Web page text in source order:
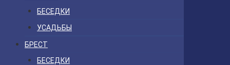
БЕСЕДКИ
УСАДЬБЫ
БРЕСТ
БЕСЕДКИ